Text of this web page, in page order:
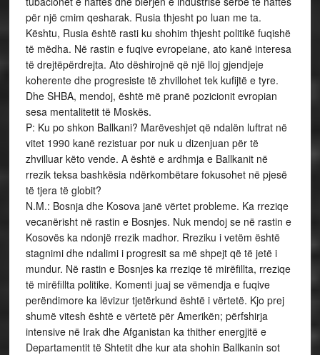
për një cmim qesharak. Rusia thjesht po luan me ta.
Kështu, Rusia është rasti ku shohim thjesht politikë fuqishë
të mëdha. Në rastin e fuqive evropeiane, ato kanë interesa
të drejtëpërdrejta. Ato dëshirojnë që një lloj gjendjeje
koherente dhe progresiste të zhvillohet tek kufijtë e tyre.
Dhe SHBA, mendoj, është më pranë pozicionit evropian
sesa mentalitetit të Moskës.
P: Ku po shkon Ballkani? Marëveshjet që ndalën luftrat në
vitet 1990 kanë rezistuar por nuk u dizenjuan për të
zhvilluar këto vende. A është e ardhmja e Ballkanit në
rrezik teksa bashkësia ndërkombëtare fokusohet në pjesë
të tjera të globit?
N.M.: Bosnja dhe Kosova janë vërtet probleme. Ka rreziqe
vecanërisht në rastin e Bosnjes. Nuk mendoj se në rastin e
Kosovës ka ndonjë rrezik madhor. Rreziku i vetëm është
stagnimi dhe ndalimi i progresit sa më shpejt që të jetë i
mundur. Në rastin e Bosnjes ka rreziqe të mirëfillta, rreziqe
të mirëfillta politike. Komenti juaj se vëmendja e fuqive
perëndimore ka lëvizur tjetërkund është i vërtetë. Kjo prej
shumë vitesh është e vërtetë për Amerikën; përfshirja
intensive në Irak dhe Afganistan ka thither energjitë e
Departamentit të Shtetit dhe kur ata shohin Ballkanin sot